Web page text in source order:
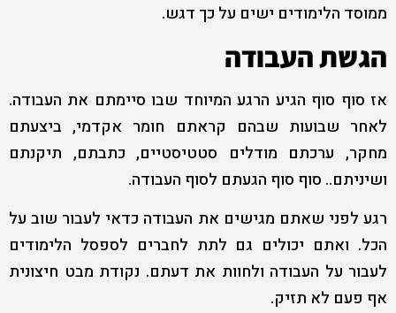
ממוסד הלימודים ישים על כך דגש.
הגשת העבודה
אז סוף סוף הגיע הרגע המיוחד שבו סיימתם את העבודה.
לאחר שבועות שבהם קראתם חומר אקדמי, ביצעתם
מחקר, ערכתם מודלים סטטיסטיים, כתבתם, תיקנתם
ושיניתם.. סוף סוף הגעתם לסוף העבודה.
רגע לפני שאתם מגישים את העבודה כדאי לעבור שוב על
הכל. ואתם יכולים גם לתת לחברים לספסל הלימודים
לעבור על העבודה ולחוות את דעתם. נקודת מבט חיצונית
אף פעם לא תזיק.